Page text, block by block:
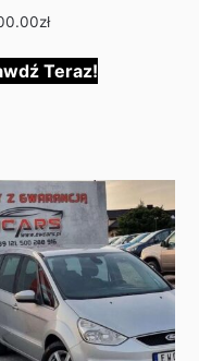
zł
Teraz!